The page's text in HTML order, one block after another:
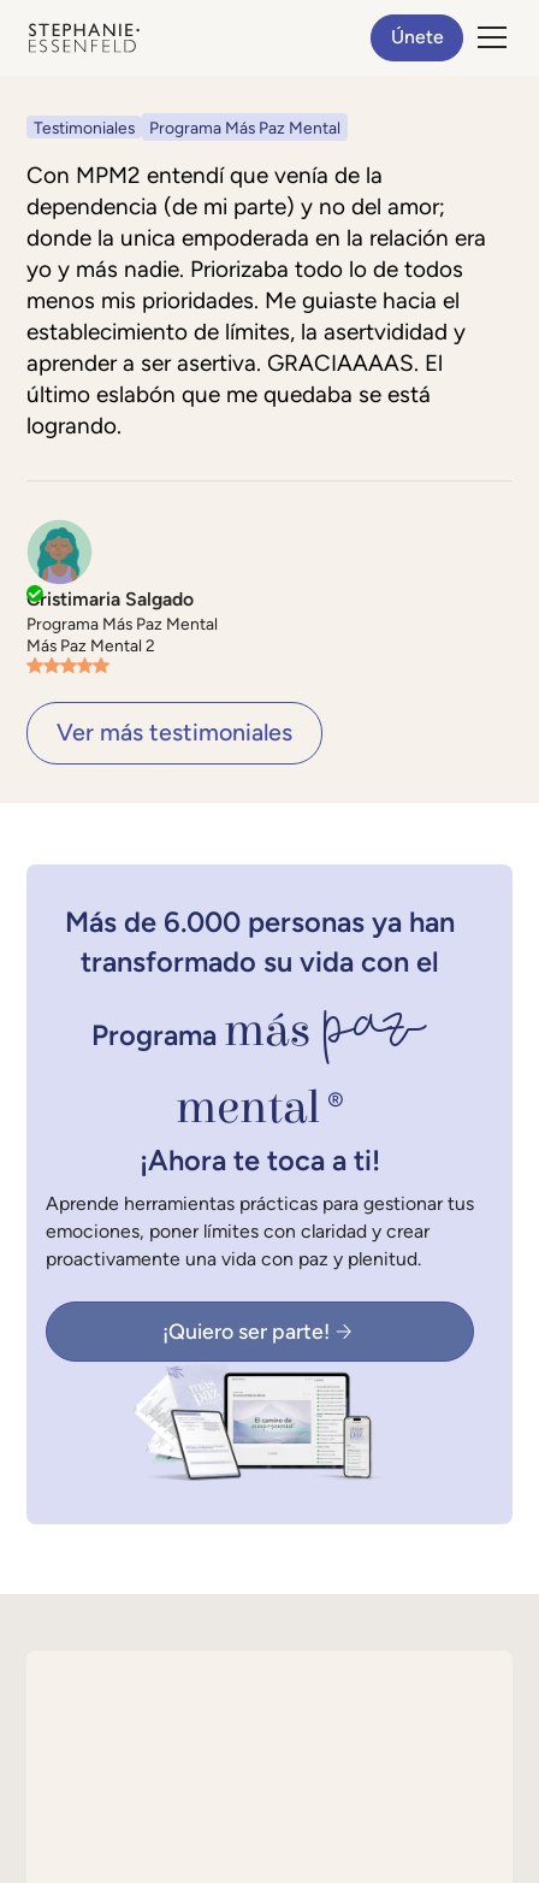
Únete
Testimoniales Programa Más Paz Mental
Con MPM2 entendí que venía de la
dependencia (de mi parte) y no del amor;
donde la unica empoderada en la relación era
yo y más nadie. Priorizaba todo lo de todos
menos mis prioridades. Me guiaste hacia el
establecimiento de límites, la asertvididad y
aprender a ser asertiva. GRACIAAAAS. El
último eslabón que me quedaba se está
logrando.
Cristimaria Salgado
Programa Más Paz Mental
Más Paz Mental 2
Ver más testimoniales
Más de 6.000 personas ya han
transformado su vida con el
Programa más paz
mental ®
¡Ahora te toca a ti!
Aprende herramientas prácticas para gestionar tus
emociones, poner límites con claridad y crear
proactivamente una vida con paz y plenitud.
¡Quiero ser parte!